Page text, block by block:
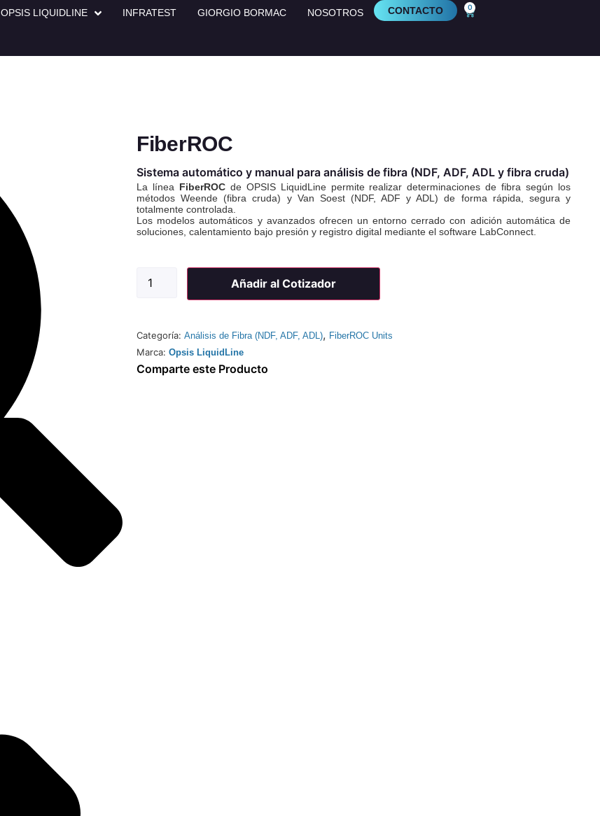
OPSIS LIQUIDLINE INFRATEST GIORGIO BORMAC NOSOTROS CONTACTO 0
FiberROC
Sistema automático y manual para análisis de fibra (NDF, ADF, ADL y fibra cruda)
La línea FiberROCde OPSIS LiquidLine permite realizar determinaciones de fibra según los
métodos Weende (fibra cruda) y Van Soest (NDF, ADF y ADL) de forma rápida, segura y
totalmente controlada.
Los modelos automáticos y avanzados ofrecen un entorno cerrado con adición automática de
soluciones, calentamiento bajo presión y registro digital mediante el software LabConnect.
Añadir al Cotizador
Categoría: Análisis de Fibra (NDF, ADF, ADL), FiberROC Units
Marca: Opsis LiquidLine
Comparte este Producto